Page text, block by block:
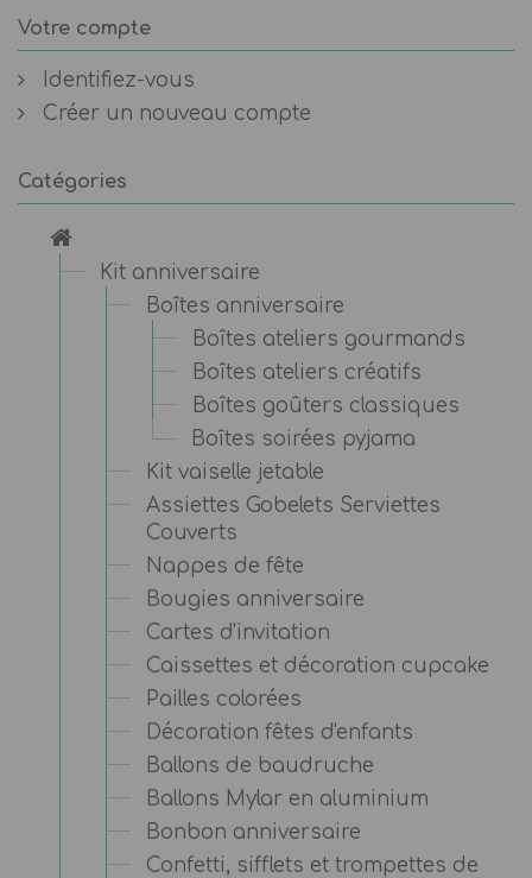
Votre compte
Identifiez-vous
Créer un nouveau compte
Catégories
Kit anniversaire
Boîtes anniversaire
Boîtes ateliers gourmands
Boîtes ateliers créatifs
Boîtes goûters classiques
Boîtes soirées pyjama
Kit vaiselle jetable
Assiettes Gobelets Serviettes
Couverts
Nappes de fête
Bougies anniversaire
Cartes d'invitation
Caissettes et décoration cupcake
Pailles colorées
Décoration fêtes d'enfants
Ballons de baudruche
Ballons Mylar en aluminium
Bonbon anniversaire
Confetti, sifflets et trompettes de